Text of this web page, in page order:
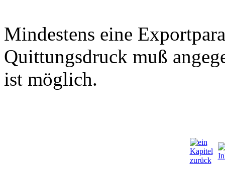
Mindestens eine
Quittungsdruck muß
ist möglich.